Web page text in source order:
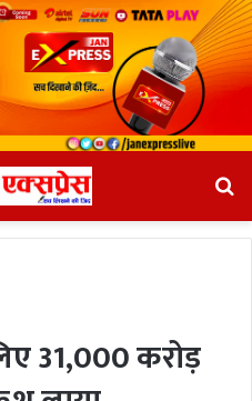
31,000 करोड़